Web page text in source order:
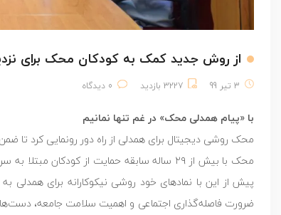
از روش جدید کمک به کودکان محک برای
3 تیر 99 3227 بازدید 0 دیدگاه
با «پیام همدلی محک» در غم تنها نمانیم
محک روشی دیجیتال برای همدلی از راه دور رونمایی کرد تا
محک با بیش از ۲۹ ساله سابقه حمایت از
پیش از این با نماد‌های خود روشی نیکوکارانه برای
ضرورت فاصله‌گذاری اجتماعی و اهمیت سلامت جامعه،